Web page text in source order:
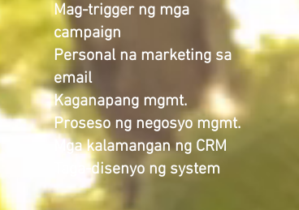
Mag-trigger ng mga
campaign
Personal na marketing sa
email
Kaganapang mgmt.
Proseso ng negosyo mgmt.
Mga kalamangan ng CRM
Taga-disenyo ng system